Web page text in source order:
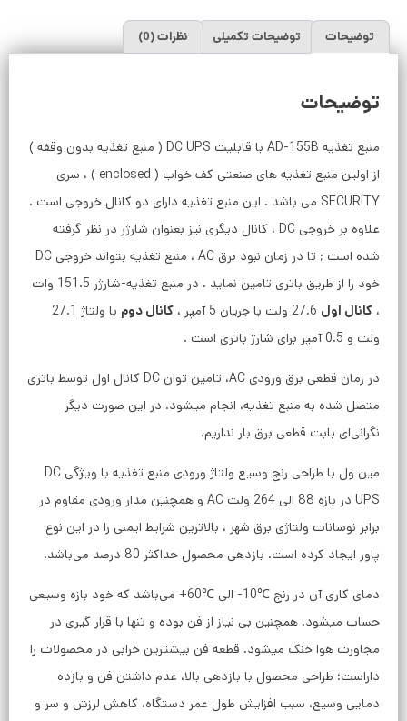
توضیحات توضیحات تکمیلی نظرات (0)
توضیحات
منبع تغذیه AD-155B با قابلیت DC UPS ( منبع تغذیه بدون وقفه )
از اولین منبع تغذیه های صنعتی کف خواب ( enclosed ) ، سری
SECURITY می باشد . این منبع تغذیه دارای دو کانال خروجی است .
علاوه بر خروجی DC ، کانال دیگری نیز بعنوان شارژر در نظر گرفته
شده است ; تا در زمان نبود برق AC ، منبع تغذیه بتواند خروجی DC
خود را از طریق باتری تامین نماید . در منبع تغذیه-شارژر 151.5 وات
، کانال اول کانال دوم
با ولتاژ 27.1
ولت و 0.5 آمپر برای شارژ باتری است .
در زمان قطعی برق ورودی AC، تامین توان DC کانال اول توسط باتری
متصل شده به منبع تغذیه، انجام میشود. در این صورت دیگر
نگرانی‌ای بابت قطعی برق بار نداریم.
مین ول با طراحی رنج وسیع ولتاژ ورودی منبع تغذیه با ویژگی DC
UPS در بازه 88 الی 264 ولت AC و همچنین مدار ورودی مقاوم در
برابر نوسانات ولتاژی برق شهر ، بالاترین شرایط ایمنی را در این نوع
پاور ایجاد کرده است. بازدهی محصول حداکثر 80 درصد می‌باشد.
دمای کاری آن در رنج ℃10- الی ℃60+ می‌باشد که خود بازه وسیعی
حساب میشود. همچنین بی نیاز از فن بوده و تنها با قرار گیری در
مجاورت هوا خنک میشود. قطعه فن بیشترین خرابی در محصولات را
داراست؛ طراحی محصول با بازدهی بالا، عدم داشتن فن و بازده
دمایی وسیع، سبب افزایش طول عمر دستگاه، کاهش لرزش و سر و